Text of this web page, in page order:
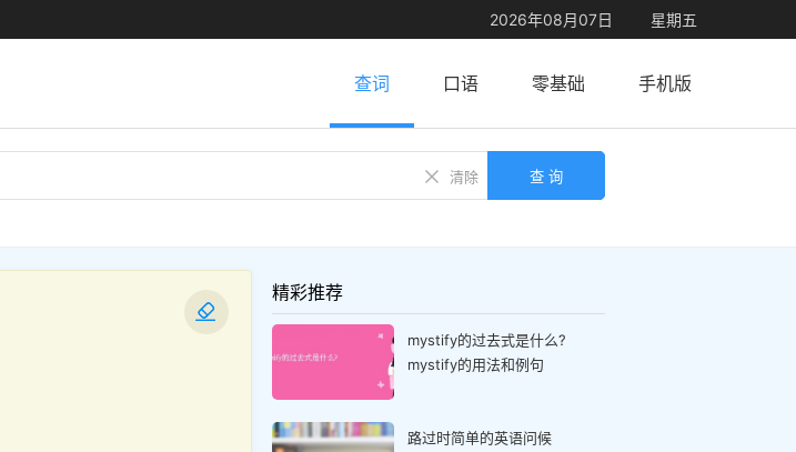
2026年08月07日 星期五
查词 口语 零基础 手机版
清除 查 询
精彩推荐
mystify的过去式是什么?
mystify的用法和例句
路过时简单的英语问候